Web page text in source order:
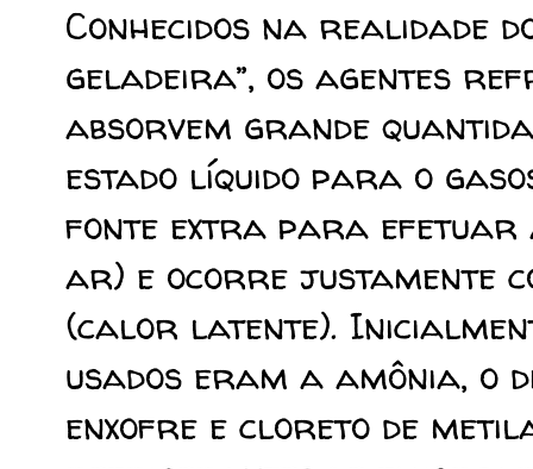
Conhecidos na realidade
geladeira”, os agentes
absorvem grande
estado líquido para o
fonte extra para efetuar
ar) e ocorre justamente
(calor latente).
usados eram a amônia, o
enxofre e cloreto de